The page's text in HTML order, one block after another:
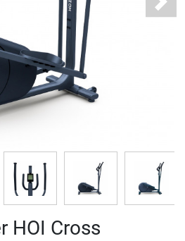
Next
HOI Cross